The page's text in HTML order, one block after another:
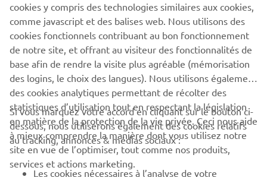
Réservez dès maintenant pour un voyage inoubliable,
riche en sensations fortes et découvertes !
CORPORATE
BUSINESS
cookies y compris des technologies similaires aux cookies,
comme javascript et des balises web. Nous utilisons des
cookies fonctionnels contribuant au bon fonctionnement
de notre site, et offrant au visiteur des fonctionnalités de
base afin de rendre la visite plus agréable (mémorisation
des logins, le choix des langues). Nous utilisons également
des cookies analytiques permettant de récolter des
statistiques d’utilisation tout en respectant la législation
en matière de la protection de la vie privée. Ceci nous aide
à mieux comprendre la manière dont vous utilisez notre
site en vue de l’optimiser, tout comme nos produits,
services et actions marketing.
Si vous marquez votre accord en cliquant sur le bouton ci-
dessous, nous utiliserons également des cookies relatifs
au tracking, annonces & médias sociaux :
Les cookies nécessaires à l’analyse de votre